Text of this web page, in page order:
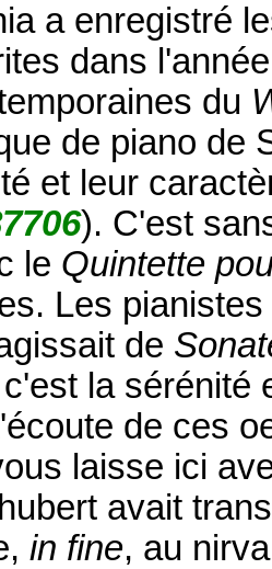
a enregistré
dans
du
de piano de
et leur
). C'est
le Quintette
Les
de
la sérénité
de ces
laisse ici
avait
in fine, au